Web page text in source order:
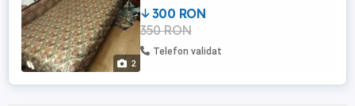
2
300 RON
350 RON
Telefon validat